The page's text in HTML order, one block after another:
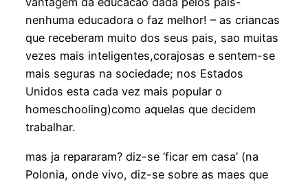
nenhuma educadora o faz melhor! – as criancas
que receberam muito dos seus pais, sao muitas
vezes mais inteligentes,corajosas e sentem-se
mais seguras na sociedade; nos Estados
Unidos esta cada vez mais popular o
homeschooling)como aquelas que decidem
trabalhar.
mas ja repararam? diz-se ‘ficar em casa’ (na
Polonia, onde vivo, diz-se sobre as maes que